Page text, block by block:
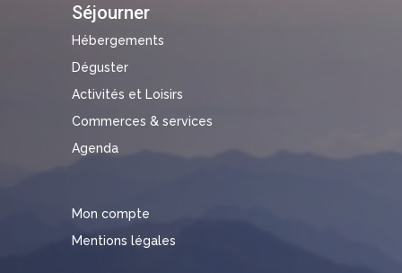
Séjourner
Hébergements
Déguster
Activités et Loisirs
Commerces & services
Agenda
Mon compte
Mentions légales